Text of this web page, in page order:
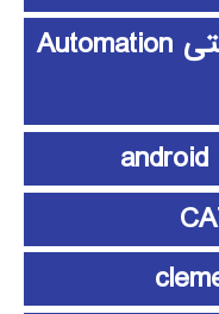
آموزش اتوماسیون صنعتی Automation